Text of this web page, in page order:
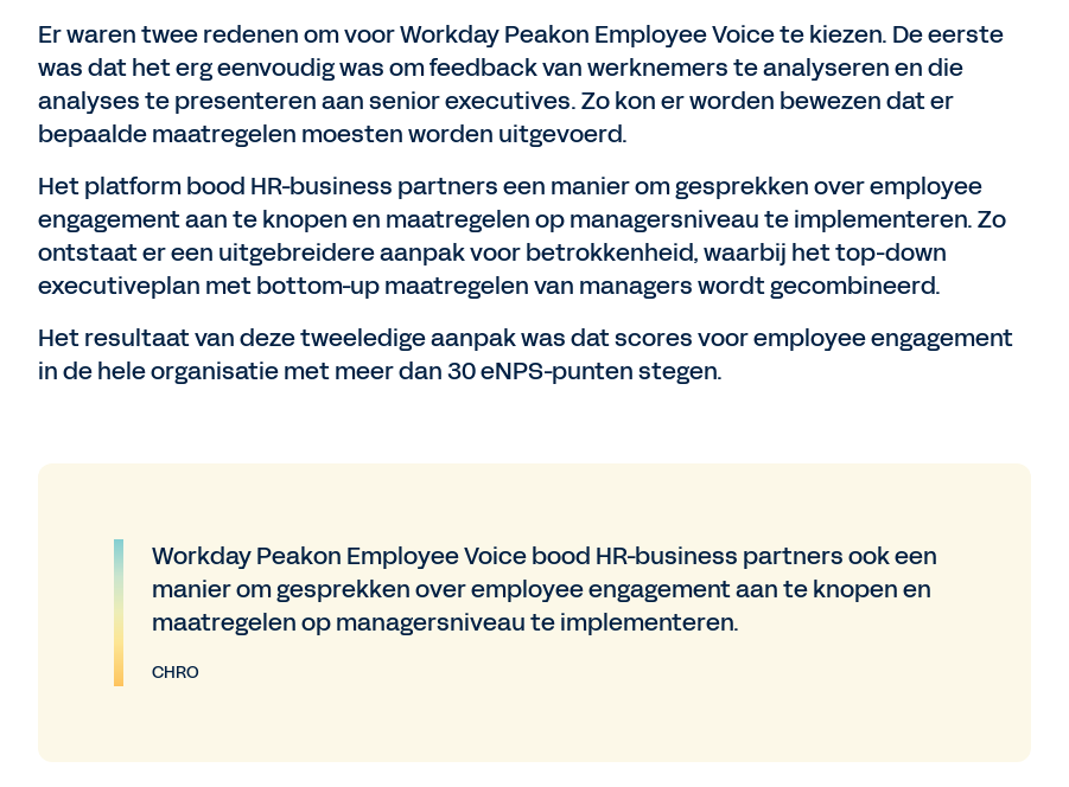
Er waren twee redenen om voor Workday Peakon Employee Voice te kiezen. De eerste
was dat het erg eenvoudig was om feedback van werknemers te analyseren en die
analyses te presenteren aan senior executives. Zo kon er worden bewezen dat er
bepaalde maatregelen moesten worden uitgevoerd.
Het platform bood HR-business partners een manier om gesprekken over employee
engagement aan te knopen en maatregelen op managersniveau te implementeren. Zo
ontstaat er een uitgebreidere aanpak voor betrokkenheid, waarbij het top-down
executiveplan met bottom-up maatregelen van managers wordt gecombineerd.
Het resultaat van deze tweeledige aanpak was dat scores voor employee engagement
in de hele organisatie met meer dan 30 eNPS-punten stegen.
Workday Peakon Employee Voice bood HR-business partners ook een
manier om gesprekken over employee engagement aan te knopen en
maatregelen op managersniveau te implementeren.
CHRO